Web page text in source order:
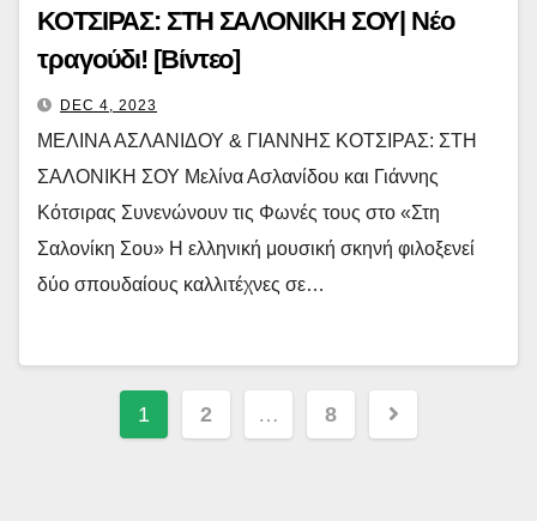
ΚΟΤΣΙΡΑΣ: ΣΤΗ ΣΑΛΟΝΙΚΗ ΣΟΥ| Νέο
τραγούδι! [Βίντεο]
DEC 4, 2023
ΜΕΛΙΝΑ ΑΣΛΑΝΙΔΟΥ & ΓΙΑΝΝΗΣ ΚΟΤΣΙΡΑΣ: ΣΤΗ
ΣΑΛΟΝΙΚΗ ΣΟΥ Μελίνα Ασλανίδου και Γιάννης
Κότσιρας Συνενώνουν τις Φωνές τους στο «Στη
Σαλονίκη Σου» Η ελληνική μουσική σκηνή φιλοξενεί
δύο σπουδαίους καλλιτέχνες σε…
Posts
1 2 … 8